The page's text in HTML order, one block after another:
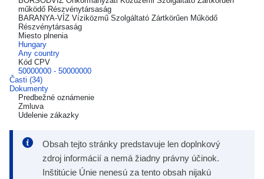
működő Részvénytársaság
BARANYA-VÍZ Víziközmű Szolgáltató Zártkörűen Működő
Részvénytársaság
Miesto plnenia
Hungary
Any country
Kód CPV
50000000 - 50000000
Časti (34)
Dokumenty
Predbežné oznámenie
Zmluva
Udelenie zákazky
Obsah tejto stránky predstavuje len doplnkový
zdroj informácií a nemá žiadny právny účinok.
Inštitúcie Únie nenesú za tento obsah nijakú